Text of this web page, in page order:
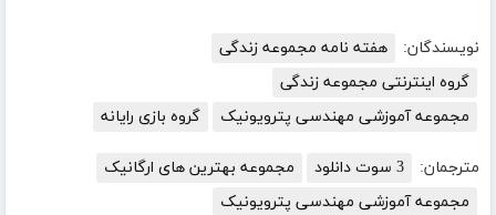
نویسندگان:
هفته نامه مجموعه زندگی
گروه اینترنتی مجموعه زندگی
مجموعه آموزشی مهندسی پترویونیک
گروه بازی رایانه
مترجمان: 3 سوت دانلود
مجموعه بهترین های ارگانیک
مجموعه آموزشی مهندسی پترویونیک